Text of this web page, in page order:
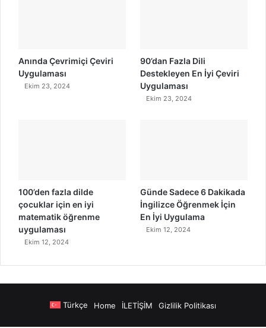
Anında Çevrimiçi Çeviri
Uygulaması
Ekim 23, 2024
90’dan Fazla Dili
Destekleyen En İyi Çeviri
Uygulaması
Ekim 23, 2024
100’den fazla dilde
çocuklar için en iyi
matematik öğrenme
uygulaması
Ekim 12, 2024
Günde Sadece 6 Dakikada
İngilizce Öğrenmek İçin
En İyi Uygulama
Ekim 12, 2024
Türkçe Home İLETİŞİM Gizlilik Politikası